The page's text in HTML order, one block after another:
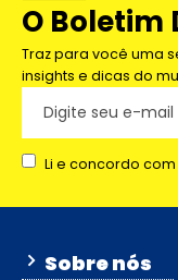
O Boletim
Traz para você uma
insights e dicas do
Li e concordo
Sobre nós